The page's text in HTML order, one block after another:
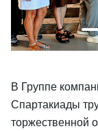
В Группе
Спартакиады
торжественной